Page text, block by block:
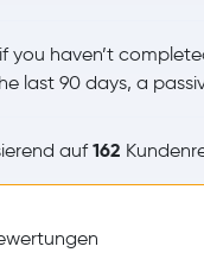
haven’t
last 90 days, a
auf162